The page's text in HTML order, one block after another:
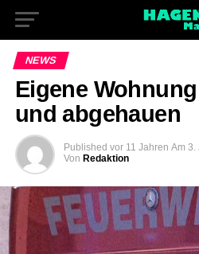
NEWS
Eigene
und abgehauen
Published vor 11 Jahren Am 3.
Von Redaktion